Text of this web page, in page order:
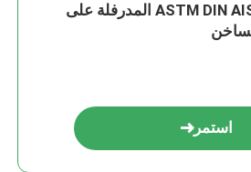
ASTM DIN AISI المدرفلة على
استمر